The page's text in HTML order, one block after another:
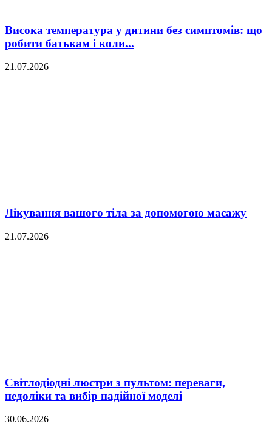
Висока температура у дитини без симптомів: що
робити батькам і коли...
21.07.2026
Лікування вашого тіла за допомогою масажу
21.07.2026
Світлодіодні люстри з пультом: переваги,
недоліки та вибір надійної моделі
30.06.2026